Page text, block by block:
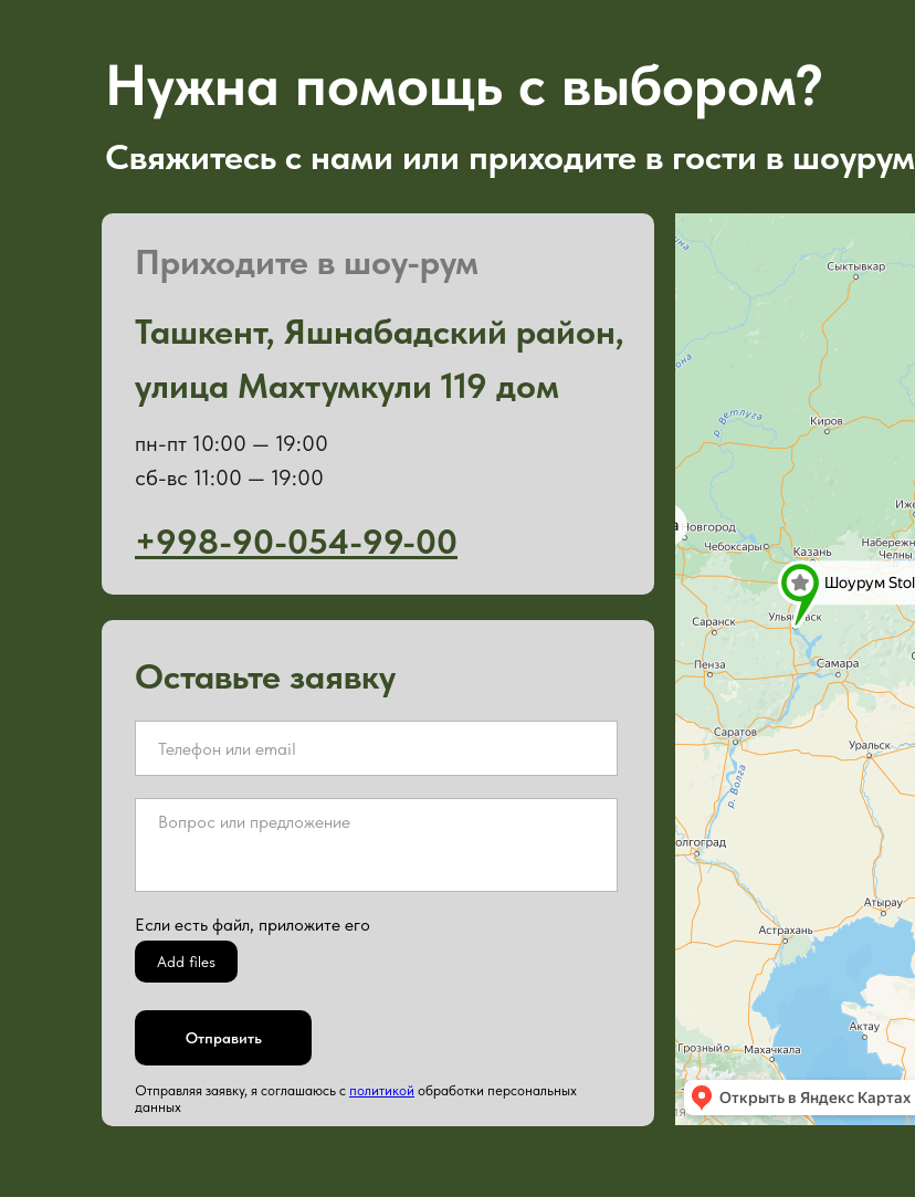
Если есть файл, приложите его
Add files
Отправить
Отправляя заявку, я соглашаюсь с политикой обработки персональных
данных
Оставьте заявку
Свяжитесь с нами или приходите в гости в шоурум
Нужна помощь с выбором?
Ташкент, Яшнабадский район,
улица Махтумкули 119 дом
+998-90-054-99-00
пн-пт 10:00 — 19:00
сб-вс 11:00 — 19:00
Приходите в шоу-рум